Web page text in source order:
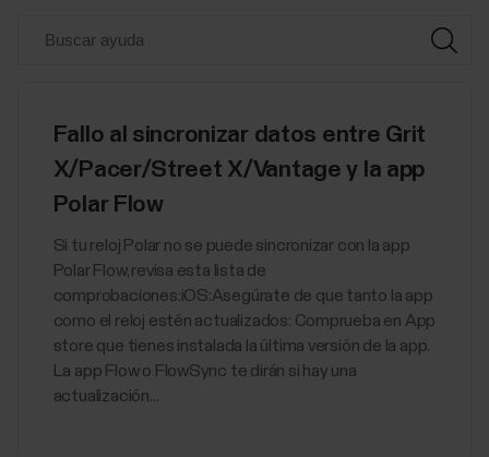
Fallo al sincronizar datos entre Grit
X/Pacer/Street X/Vantage y la app
Polar Flow
Si tu reloj Polar no se puede sincronizar con la app
Polar Flow, revisa esta lista de
comprobaciones:iOS:Asegúrate de que tanto la app
como el reloj estén actualizados: Comprueba en App
store que tienes instalada la última versión de la app.
La app Flow o FlowSync te dirán si hay una
actualización...